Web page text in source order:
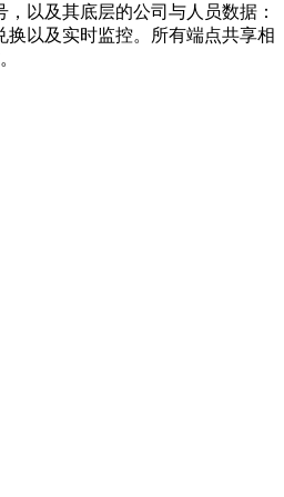
以及其底层的公司与人员数据：
换以及实时监控。所有端点共享相